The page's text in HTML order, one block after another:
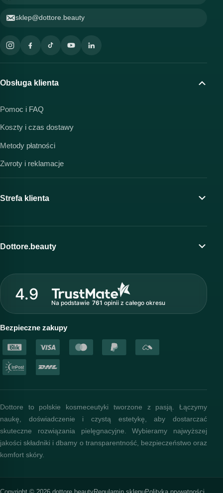
sklep@dottore.beauty
Obsługa klienta
Pomoc i FAQ
Koszty i czas dostawy
Metody płatności
Zwroty i reklamacje
Strefa klienta
Moje konto
Program lojalnościowy
Strefa profesjonalisty
Dottore.beauty
O marce Dottore
Nasz zespół
Akademia i szkolenia
Baza wiedzy
4.9
Na podstawie 761 opiniiz całego okresu
Bezpieczne zakupy
Dottore to polskie kosmeceutyki tworzone z pasją. Łączymy
naukę, doświadczenie i czystą estetykę, aby dostarczać
skuteczne rozwiązania pielęgnacyjne. Wybieramy najwyższej
jakości składniki i dbamy o transparentność, bezpieczeństwo oraz
komfort skóry.